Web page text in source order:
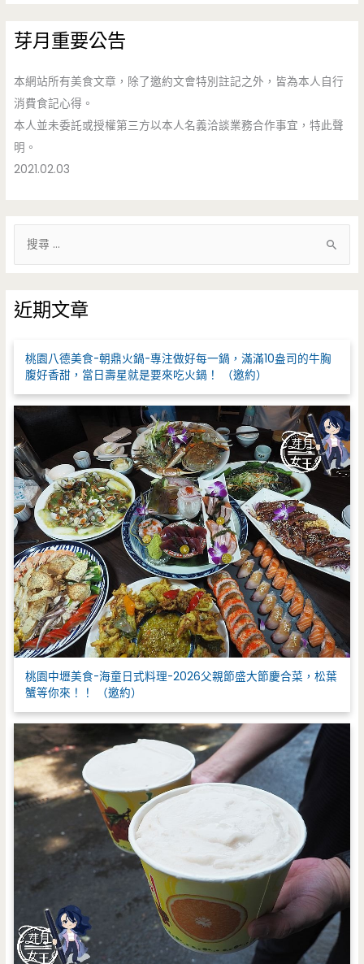
芽月重要公告
本網站所有美食文章，除了邀約文會特別註記之外，皆為本人自行
消費食記心得。
本人並未委託或授權第三方以本人名義洽談業務合作事宜，特此聲
明。
2021.02.03
鍵
字
近期文章
桃園八德美食-朝鼎火鍋-專注做好每一鍋，滿滿10盎司的牛胸
腹好香甜，當日壽星就是要來吃火鍋！ （邀約）
桃園中壢美食-海童日式料理-2026父親節盛大節慶合菜，松葉
蟹等你來！！ （邀約）